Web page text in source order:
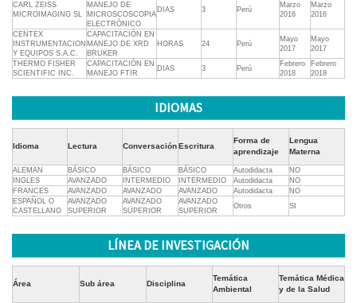
CARL ZEISS
MICROIMAGING SL
MANEJO DE
MICROSCOSCOPIA
ELECTRÓNICO
DIAS 3 Perú
Marzo
2016
Marzo
2016
CENTEX
INSTRUMENTACION
Y EQUIPOS S.A.C.
CAPACITACIÓN EN
MANEJO DE XRD
BRUKER
HORAS 24 Perú
Mayo
2017
Mayo
2017
THERMO FISHER
SCIENTIFIC INC.
CAPACITACIÓN EN
MANEJO FTIR
DIAS 3 Perú
Febrero
2018
Febrero
2018
IDIOMAS
Idioma Lectura ConversaciónEscritura
Forma de
aprendizaje
Lengua
Materna
ALEMAN BÁSICO BÁSICO BÁSICO Autodidacta
NO
INGLES
AVANZADO INTERMEDIO INTERMEDIO Autodidacta
NO
FRANCES
AVANZADO AVANZADO AVANZADO Autodidacta
NO
ESPAÑOL O
CASTELLANO
AVANZADO
SUPERIOR
AVANZADO
SUPERIOR
AVANZADO
SUPERIOR
Otros SI
LÍNEA DE INVESTIGACIÓN
Área Sub área Disciplina
Temática
Ambiental
Temática Médica
y de la Salud